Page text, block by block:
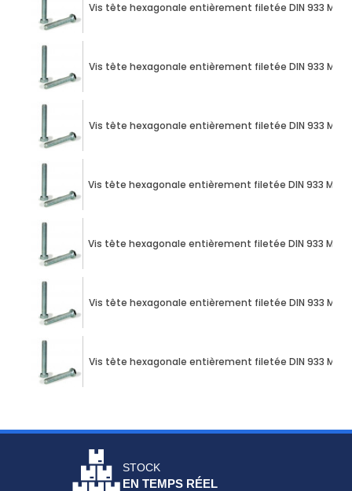
Vis tête hexagonale entièrement filetée DIN 933 M10
Vis tête hexagonale entièrement filetée DIN 933 M10
Vis tête hexagonale entièrement filetée DIN 933 M10
Vis tête hexagonale entièrement filetée DIN 933 M10
Vis tête hexagonale entièrement filetée DIN 933 M10
Vis tête hexagonale entièrement filetée DIN 933 M10
Vis tête hexagonale entièrement filetée DIN 933 M10
STOCK
EN TEMPS RÉEL